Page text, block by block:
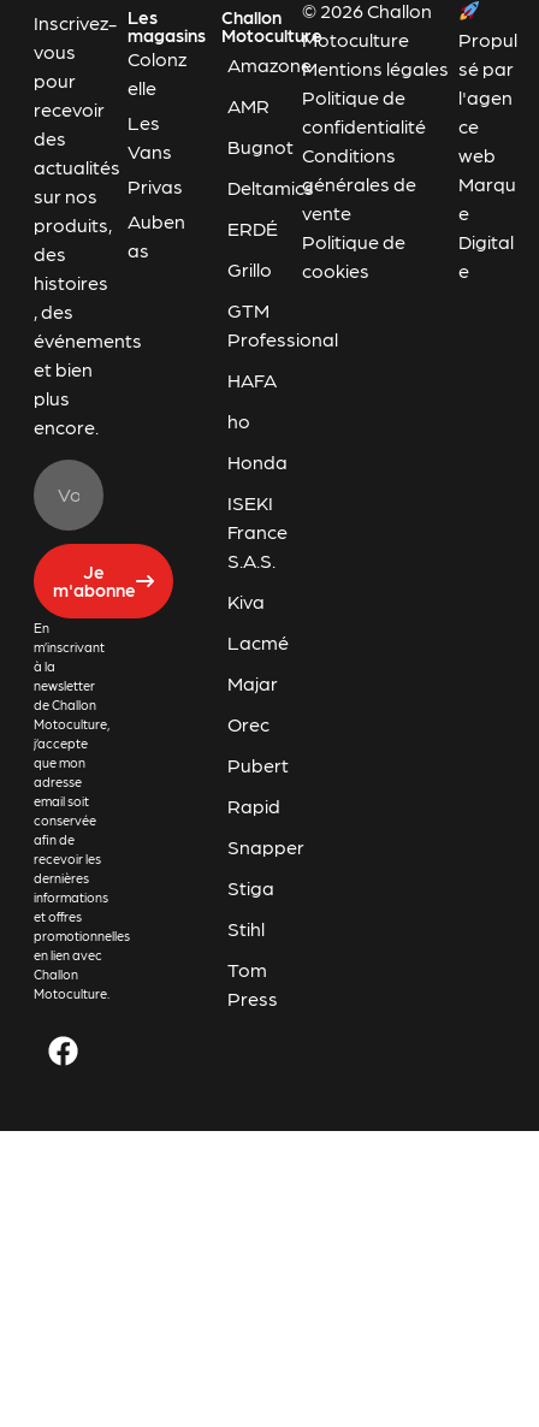
Inscrivez-
vous
pour
recevoir
des
actualités
sur nos
produits,
des
histoires
, des
événements
et bien
plus
encore.
Je
m'abonne
En
m’inscrivant
à la
newsletter
de Challon
Motoculture,
j’accepte
que mon
adresse
email soit
conservée
afin de
recevoir les
dernières
informations
et offres
promotionnelles
en lien avec
Challon
Motoculture.
Les
magasins
Colonz
elle
Les
Vans
Privas
Auben
as
Challon
Motoculture
Amazone
AMR
Bugnot
Deltamics
ERDÉ
Grillo
GTM
Professional
HAFA
ho
Honda
ISEKI
France
S.A.S.
Kiva
Lacmé
Majar
Orec
Pubert
Rapid
Snapper
Stiga
Stihl
Tom
Press
© 2026 Challon
Motoculture
Mentions légales
Politique de
confidentialité
Conditions
générales de
vente
Politique de
cookies
Propul
sé par
l'agen
ce
web
Marqu
e
Digital
e